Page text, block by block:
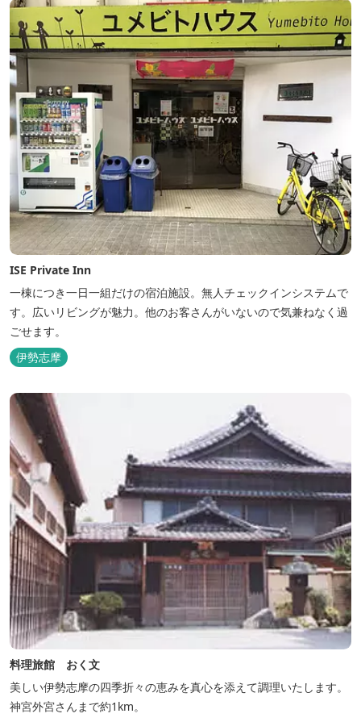
ISE Private Inn
一棟につき一日一組だけの宿泊施設。無人チェックインシステムで
す。広いリビングが魅力。他のお客さんがいないので気兼ねなく過
ごせます。
伊勢志摩
料理旅館 おく文
美しい伊勢志摩の四季折々の恵みを真心を添えて調理いたします。
神宮外宮さんまで約1km。